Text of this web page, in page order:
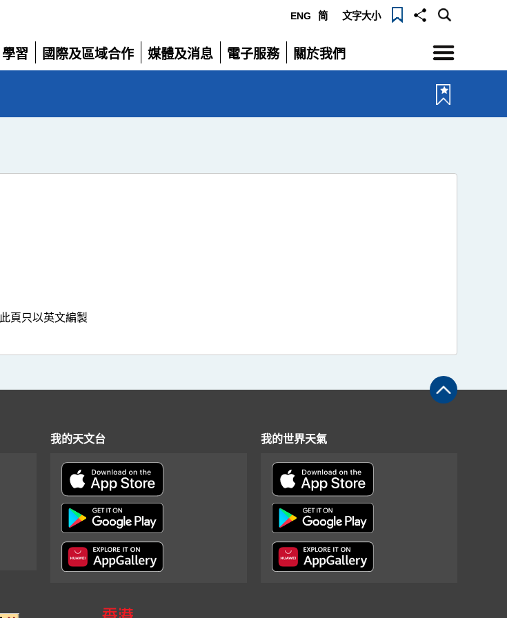
ENG 简 文字大小
學習
展
國際及區域合作
展
媒體及消息
展
電子服務
展
關於我們
展
選
單
此頁只以英文編製
我的天文台 我的世界天氣